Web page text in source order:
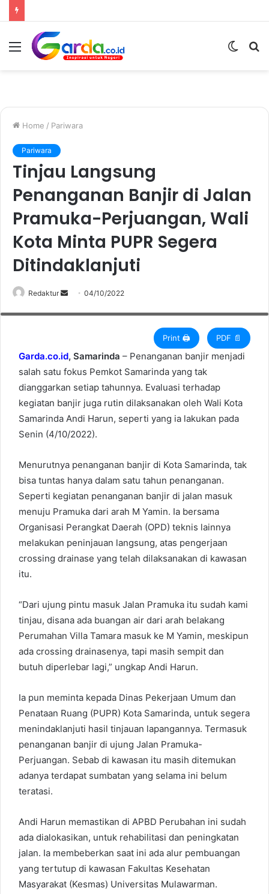
Menu
Switch
Home / Pariwara
Pariwara
Tinjau Langsung
Penanganan Banjir di Jalan
Pramuka-Perjuangan, Wali
Kota Minta PUPR Segera
Ditindaklanjuti
Redaktur
a
a
i
l
04/10/2022
langsung kondisi di lapangan dalam penangan banjir di Jala Pramuka-
Print 🖨 PDF 📄
Garda.co.id, Samarinda – Penanganan banjir menjadi
salah satu fokus Pemkot Samarinda yang tak
dianggarkan setiap tahunnya. Evaluasi terhadap
kegiatan banjir juga rutin dilaksanakan oleh Wali Kota
Samarinda Andi Harun, seperti yang ia lakukan pada
Senin (4/10/2022).
Menurutnya penanganan banjir di Kota Samarinda, tak
bisa tuntas hanya dalam satu tahun penanganan.
Seperti kegiatan penanganan banjir di jalan masuk
menuju Pramuka dari arah M Yamin. Ia bersama
Organisasi Perangkat Daerah (OPD) teknis lainnya
melakukan peninjauan langsung, atas pengerjaan
crossing drainase yang telah dilaksanakan di kawasan
itu.
“Dari ujung pintu masuk Jalan Pramuka itu sudah kami
tinjau, disana ada buangan air dari arah belakang
Perumahan Villa Tamara masuk ke M Yamin, meskipun
ada crossing drainasenya, tapi masih sempit dan
butuh diperlebar lagi,” ungkap Andi Harun.
Ia pun meminta kepada Dinas Pekerjaan Umum dan
Penataan Ruang (PUPR) Kota Samarinda, untuk segera
menindaklanjuti hasil tinjauan lapangannya. Termasuk
penanganan banjir di ujung Jalan Pramuka-
Perjuangan. Sebab di kawasan itu masih ditemukan
adanya terdapat sumbatan yang selama ini belum
teratasi.
Andi Harun memastikan di APBD Perubahan ini sudah
ada dialokasikan, untuk rehabilitasi dan peningkatan
jalan. Ia membeberkan saat ini ada alur pembuangan
yang tertutup di kawasan Fakultas Kesehatan
Masyarakat (Kesmas) Universitas Mulawarman.